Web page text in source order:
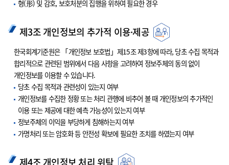
형(形) 및 감호, 보호처분의 집행을 위하여 필요한 경우
제3조 개인정보의 추가적 이용·제공
한국회계기준원은 「개인정보 보호법」제15조 제3항에 따라, 당초 수집 목적과
합리적으로 관련된 범위에서 다음 사항을 고려하여 정보주체의 동의 없이
개인정보를 이용할 수 있습니다.
당초 수집 목적과 관련성이 있는지 여부
개인정보를 수집한 정황 또는 처리 관행에 비추어 볼 때 개인정보의 추가적인
이용 또는 제공에 대한 예측 가능성이 있는지 여부
정보주체의 이익을 부당하게 침해하는지 여부
가명처리 또는 암호화 등 안전성 확보에 필요한 조치를 하였는지 여부